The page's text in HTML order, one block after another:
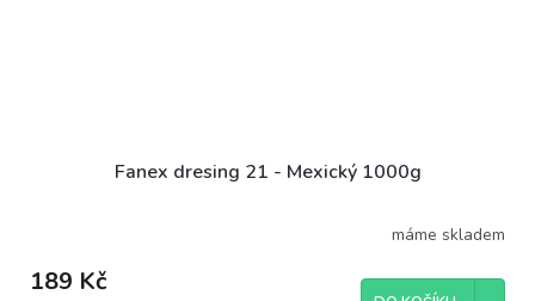
Fanex dresing 21 - Mexický 1000g
máme skladem
189 Kč